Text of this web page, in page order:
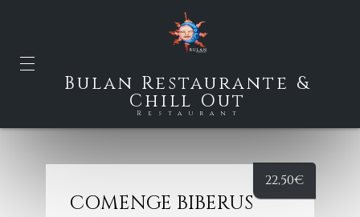
Bulan Restaurante &
Chill Out
Restaurant
COMENGE BIBERUS
22,50€